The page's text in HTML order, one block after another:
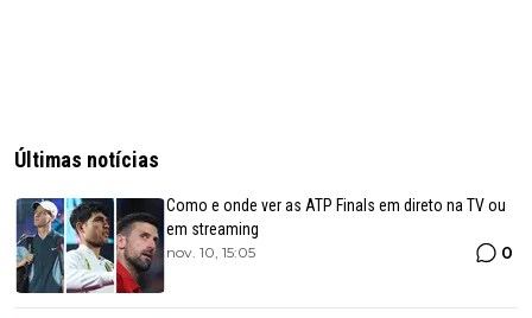
Últimas notícias
Como e onde ver as ATP Finals em direto na TV ou
em streaming
nov. 10, 15:05 0